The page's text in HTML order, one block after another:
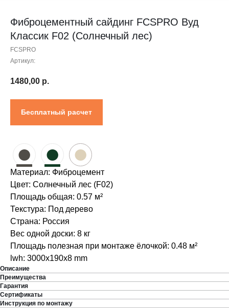
Фиброцементный сайдинг FCSPRO Вуд
Классик F02 (Солнечный лес)
FCSPRO
Артикул:
1480,00 р.
Бесплатный расчет
● ● ●
Материал: Фиброцемент
Цвет: Солнечный лес (F02)
Площадь общая: 0.57 м²
Текстура: Под дерево
Страна: Россия
Вес одной доски: 8 кг
Площадь полезная при монтаже ёлочкой: 0.48 м²
lwh: 3000x190x8 mm
Описание
Преимущества
Гарантия
Сертификаты
Инструкция по монтажу